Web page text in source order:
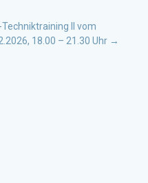
Techniktraining II vom
18.00 – 21.30 Uhr →